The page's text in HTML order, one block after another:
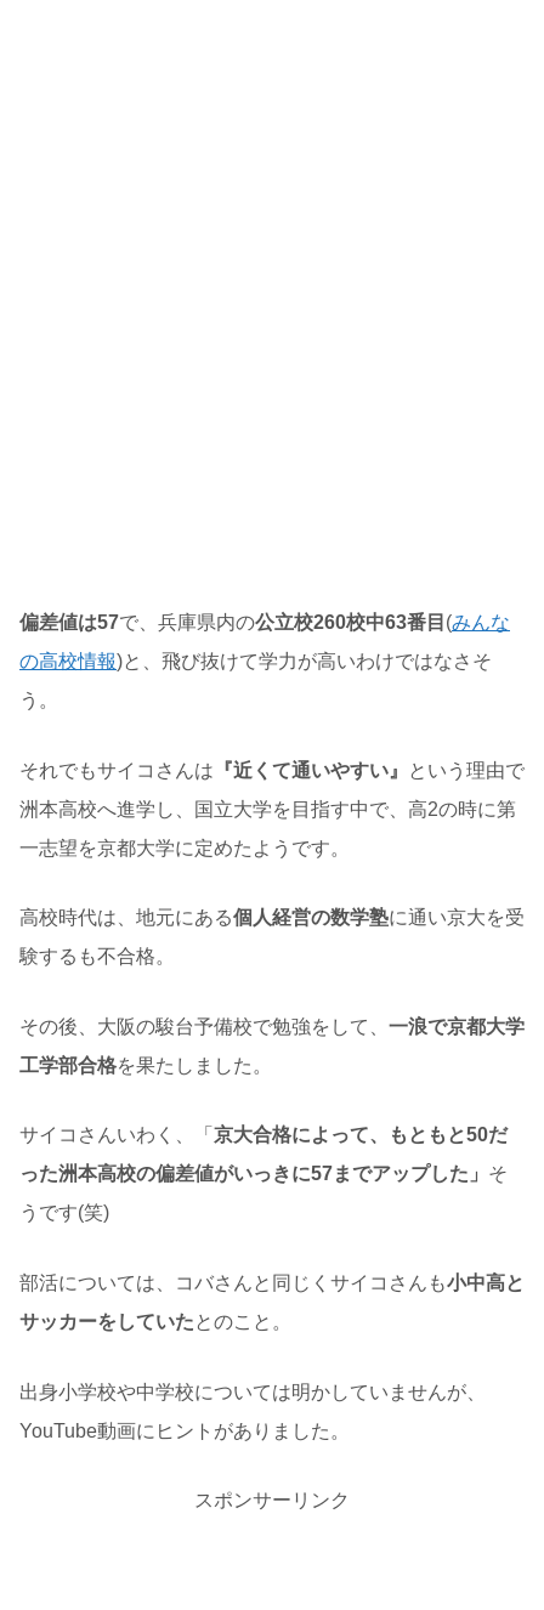
偏差値は57で、兵庫県内の公立校260校中63番目 (みんな
の高校情報)と、飛び抜けて学力が高いわけではなさそ
う。
それでもサイコさんは 『近くて通いやすい』
という理由で
洲本高校へ進学し、国立大学を目指す中で、高2の時に第
一志望を京都大学に定めたようです。
高校時代は、地元にある個人経営の数学塾に通い京大を受
験するも不合格。
その後、大阪の駿台予備校で勉強をして、 一浪で京都大学
工学部合格を果たしました。
サイコさんいわく、「 京大合格によって、もともと50だ
った洲本高校の偏差値がいっきに57までアップした」 そ
うです(笑)
部活については、コバさんと同じくサイコさんも小中高と
サッカーをしていたとのこと。
出身小学校や中学校については明かしていませんが、
YouTube動画にヒントがありました。
スポンサーリンク